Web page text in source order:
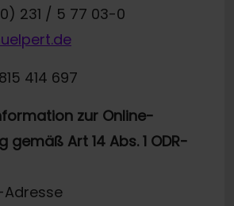
231 / 5 77 03-0
414 697
zur Online-
gemäß Art 14 Abs. 1 ODR-
Adresse